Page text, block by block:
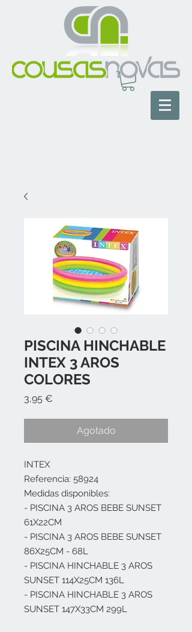
PISCINA HINCHABLE
INTEX 3 AROS
COLORES
3,95 €
Agotado
INTEX
Referencia: 58924
Medidas disponibles:
- PISCINA 3 AROS BEBE SUNSET
61X22CM
- PISCINA 3 AROS BEBE SUNSET
86X25CM - 68L
- PISCINA HINCHABLE 3 AROS
SUNSET 114X25CM 136L
- PISCINA HINCHABLE 3 AROS
SUNSET 147X33CM 299L